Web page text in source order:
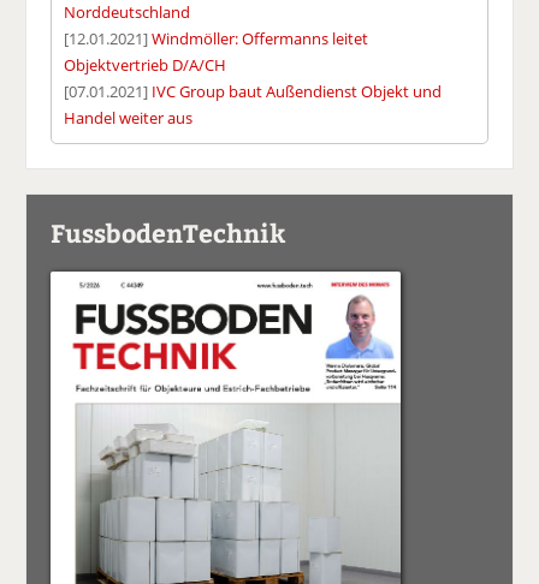
Norddeutschland
[12.01.2021]Windmöller: Offermanns leitet
Objektvertrieb D/A/CH
[07.01.2021] IVC Group baut Außendienst Objekt und
Handel weiter aus
FussbodenTechnik